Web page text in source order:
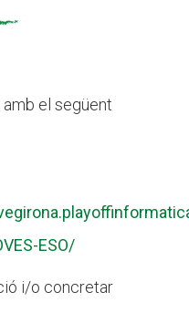
el següent
ESO/
i/o concretar